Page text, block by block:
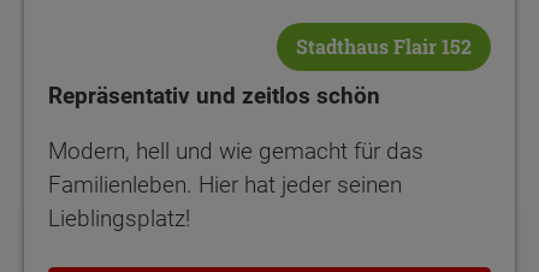
Stadthaus Flair 152
Repräsentativ und zeitlos schön
Modern, hell und wie gemacht für das
Familienleben. Hier hat jeder seinen
Lieblingsplatz!